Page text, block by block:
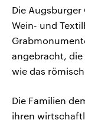
Die Augsburger
Wein- und
angebracht,
wie das
Die Familien
ihren